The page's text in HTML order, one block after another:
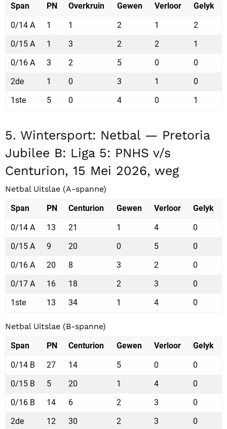
Span
PN Overkruin Gewen Verloor
Gelyk
0/14 A
1 1 2 1
2
0/15 A
1 3 2 2
1
0/16 A
3 2 5 0
0
2de
1 0 3 1
0
1ste
5 0 4 0 1
5. Wintersport: Netbal — Pretoria
Jubilee B: Liga 5: PNHS v/s
Centurion, 15 Mei 2026, weg
Netbal Uitslae (A-spanne)
Span
PN Centurion Gewen Verloor
Gelyk
0/14 A
13 21 1 4
0
0/15 A
9 20 0 5
0
0/16 A
20 8 3 2
0
0/17 A
16 18 2 3
0
1ste
13 34 1 4 0
Netbal Uitslae (B-spanne)
Span
PN Centurion Gewen Verloor
Gelyk
0/14 B
27 14 5 0
0
0/15 B
5 20 1 4
0
0/16 B
14 6 2 3
0
2de
12 30 2 3 0